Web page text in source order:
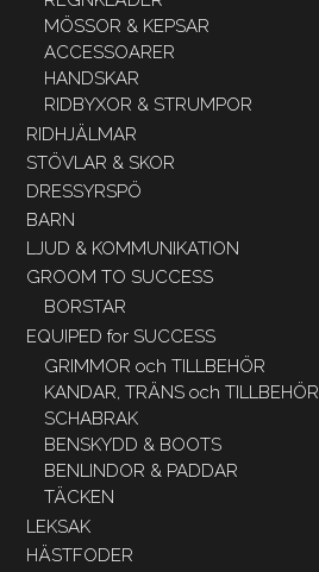
MÖSSOR & KEPSAR
ACCESSOARER
HANDSKAR
RIDBYXOR & STRUMPOR
RIDHJÄLMAR
STÖVLAR & SKOR
DRESSYRSPÖ
BARN
LJUD & KOMMUNIKATION
GROOM TO SUCCESS
BORSTAR
EQUIPED for SUCCESS
GRIMMOR och TILLBEHÖR
KANDAR, TRÄNS och TILLBEHÖR
SCHABRAK
BENSKYDD & BOOTS
BENLINDOR & PADDAR
TÄCKEN
LEKSAK
HÄSTFODER